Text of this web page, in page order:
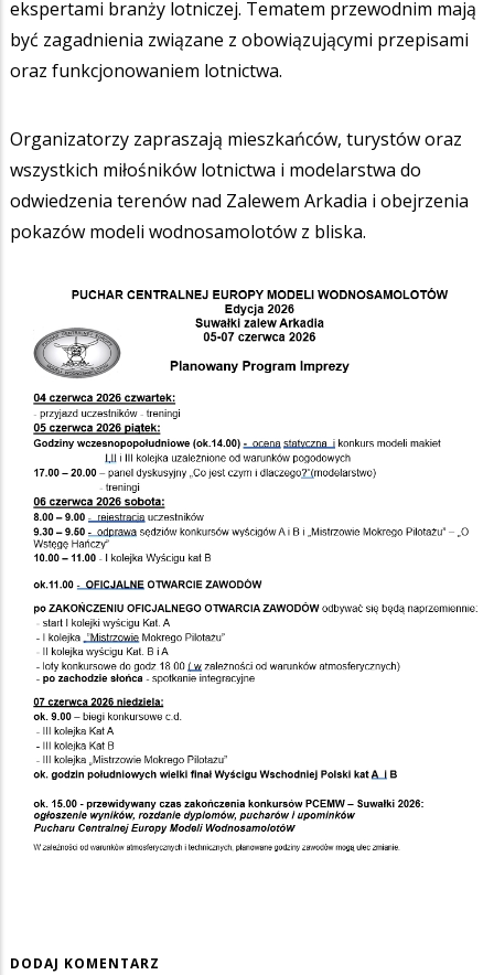
ekspertami branży lotniczej. Tematem przewodnim mają
być zagadnienia związane z obowiązującymi przepisami
oraz funkcjonowaniem lotnictwa.
Organizatorzy zapraszają mieszkańców, turystów oraz
wszystkich miłośników lotnictwa i modelarstwa do
odwiedzenia terenów nad Zalewem Arkadia i obejrzenia
pokazów modeli wodnosamolotów z bliska.
DODAJ KOMENTARZ